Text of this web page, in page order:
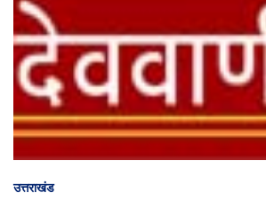
उत्तराखंड